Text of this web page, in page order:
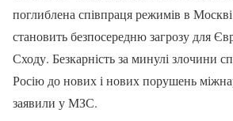
поглиблена співпраця режимів в Москві
становить безпосередню загрозу для
Сходу. Безкарність за минулі злочини
Росію до нових і нових порушень
заявили у МЗС.